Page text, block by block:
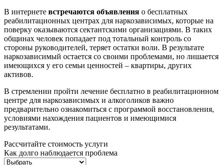
В интернете встречаются объявления о бесплатных
реабилитационных центрах для наркозависимых, которые на
поверку оказываются сектантскими организациями. В таких
общинах человек попадает под тотальный контроль со
стороны руководителей, теряет остатки воли. В результате
наркозависимый остается со своими проблемами, но лишается
имеющихся у его семьи ценностей – квартиры, других
активов.
В стремлении пройти лечение бесплатно в реабилитационном
центре для наркозависимых и алкоголиков важно
предварительно ознакомиться с программой восстановления,
условиями нахождения пациентов и имеющимися
результатами.
Рассчитайте стоимость услуги
Как долго наблюдается проблема